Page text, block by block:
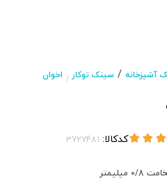
آشپزخانه / سینک توکار / اخوان
کدکالا: